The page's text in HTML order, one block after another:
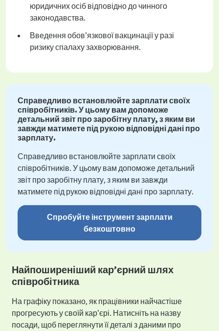
юридичних осіб відповідно до чинного
законодавства.
Введення обов’язкової вакцинації у разі
ризику спалаху захворювання.
Справедливо встановлюйте зарплати своїх
співробітників. У цьому вам допоможе
детальний звіт про заробітну плату, з яким ви
завжди матимете під рукою відповідні дані про
зарплату.
Справедливо встановлюйте зарплати своїх
співробітників. У цьому вам допоможе детальний
звіт про заробітну плату, з яким ви завжди
матимете під рукою відповідні дані про зарплату.
Спробуйте інструмент зарплати
безкоштовно
Найпоширеніший кар’єрний шлях
співробітника
На графіку показано, як працівники найчастіше
прогресують у своїй кар’єрі. Натисніть на назву
посади, щоб переглянути її деталі з даними про